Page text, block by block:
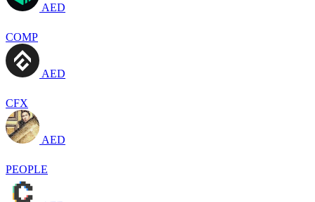
AED
COMP
AED
CFX
AED
PEOPLE